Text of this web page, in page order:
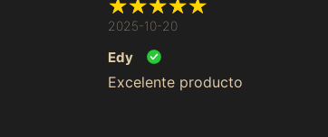
2025-10-20
Edy
Excelente producto